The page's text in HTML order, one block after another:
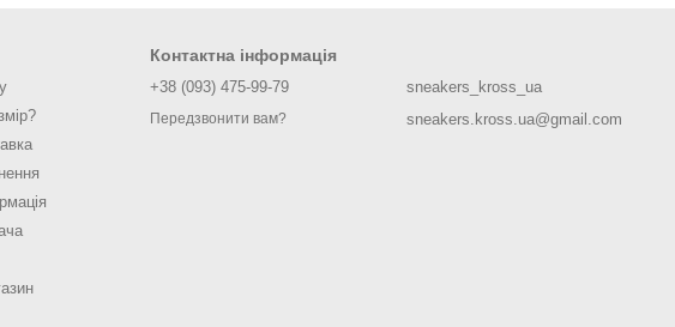
Контактна інформація
+38 (093) 475-99-79
Передзвонити вам?
sneakers_kross_ua
sneakers.kross.ua@gmail.com